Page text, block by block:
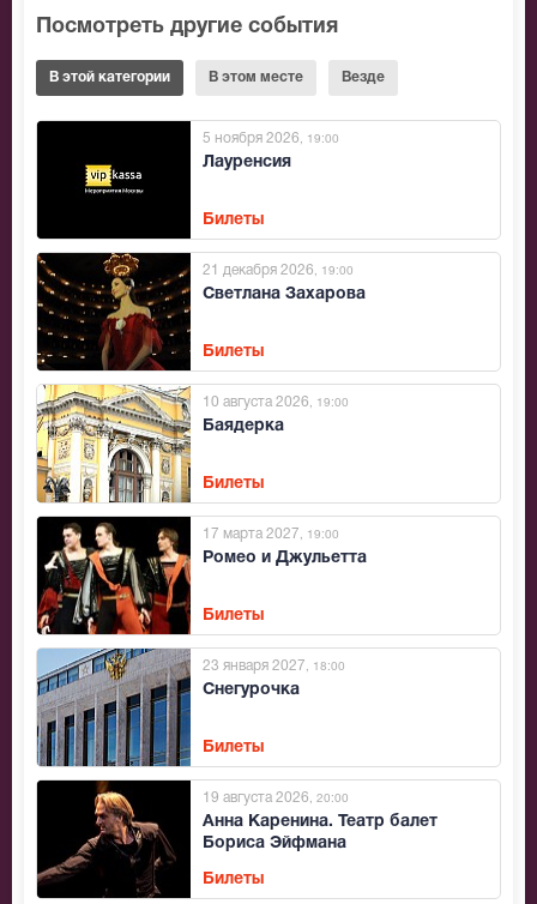
Посмотреть другие события
В этой категории В этом месте Везде
Лауренсия
5 ноября 2026 , 19:00
Билеты
Светлана Захарова
21 декабря 2026 , 19:00
Билеты
Баядерка
10 августа 2026 , 19:00
Билеты
Ромео и Джульетта
17 марта 2027 , 19:00
Билеты
Снегурочка
23 января 2027 , 18:00
Билеты
Анна Каренина. Театр балет
Бориса Эйфмана
19 августа 2026 , 20:00
Билеты